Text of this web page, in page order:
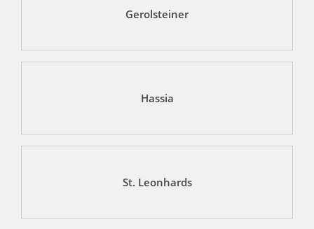
Gerolsteiner
Hassia
St. Leonhards